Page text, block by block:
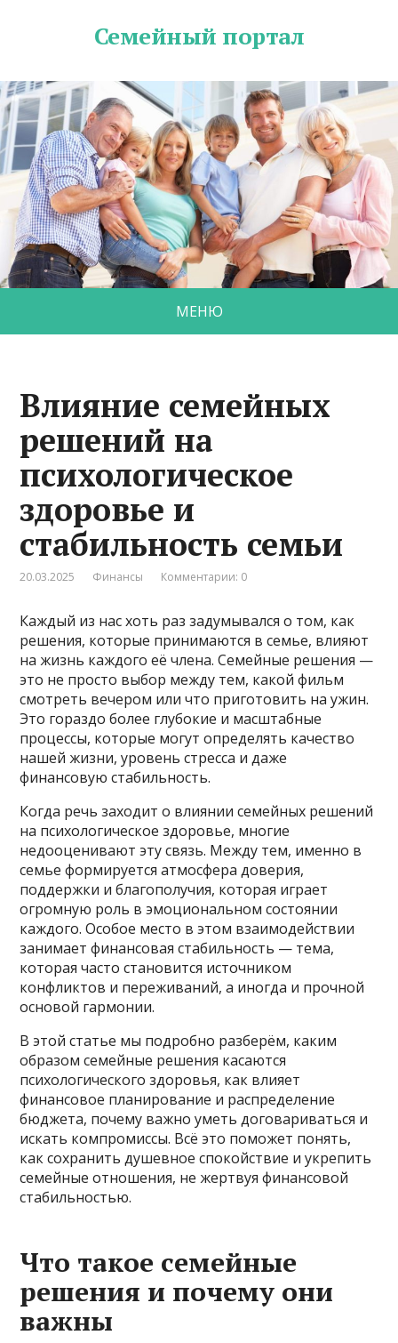
Семейный портал
МЕНЮ
Влияние семейных
решений на
психологическое
здоровье и
стабильность семьи
20.03.2025 Финансы Комментарии: 0
Каждый из нас хоть раз задумывался о том, как
решения, которые принимаются в семье, влияют
на жизнь каждого её члена. Семейные решения —
это не просто выбор между тем, какой фильм
смотреть вечером или что приготовить на ужин.
Это гораздо более глубокие и масштабные
процессы, которые могут определять качество
нашей жизни, уровень стресса и даже
финансовую стабильность.
Когда речь заходит о влиянии семейных решений
на психологическое здоровье, многие
недооценивают эту связь. Между тем, именно в
семье формируется атмосфера доверия,
поддержки и благополучия, которая играет
огромную роль в эмоциональном состоянии
каждого. Особое место в этом взаимодействии
занимает финансовая стабильность — тема,
которая часто становится источником
конфликтов и переживаний, а иногда и прочной
основой гармонии.
В этой статье мы подробно разберём, каким
образом семейные решения касаются
психологического здоровья, как влияет
финансовое планирование и распределение
бюджета, почему важно уметь договариваться и
искать компромиссы. Всё это поможет понять,
как сохранить душевное спокойствие и укрепить
семейные отношения, не жертвуя финансовой
стабильностью.
Что такое семейные
решения и почему они
важны